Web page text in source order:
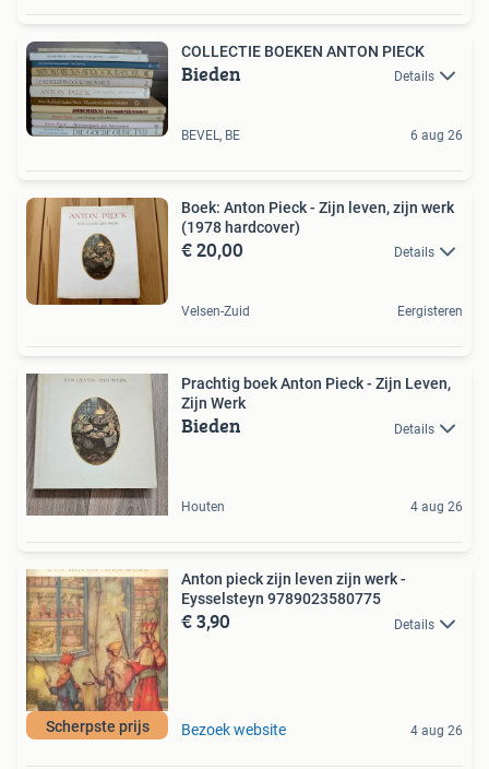
COLLECTIE BOEKEN ANTON PIECK
Bieden Details
BEVEL, BE 6 aug 26
Boek: Anton Pieck - Zijn leven, zijn werk
(1978 hardcover)
€ 20,00 Details
Velsen-Zuid Eergisteren
Prachtig boek Anton Pieck - Zijn Leven,
Zijn Werk
Bieden Details
Houten 4 aug 26
Scherpste prijs
Anton pieck zijn leven zijn werk -
Eysselsteyn 9789023580775
€ 3,90 Details
Bezoek website 4 aug 26